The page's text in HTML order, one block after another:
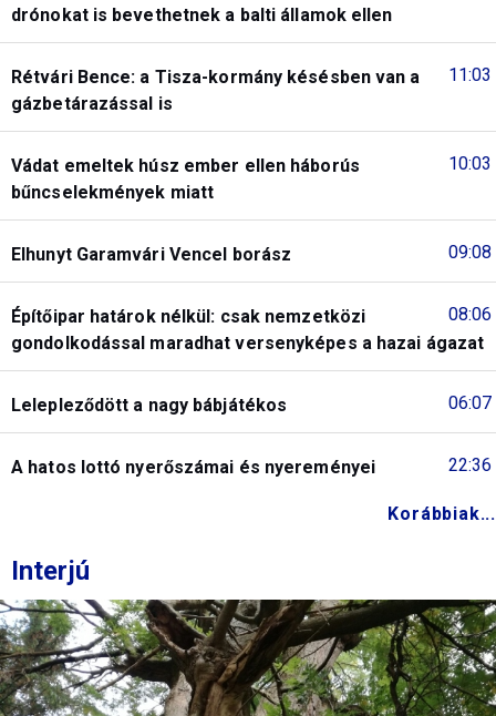
drónokat is bevethetnek a balti államok ellen
11:03
Rétvári Bence: a Tisza-kormány késésben van a
gázbetárazással is
10:03
Vádat emeltek húsz ember ellen háborús
bűncselekmények miatt
09:08
Elhunyt Garamvári Vencel borász
08:06
Építőipar határok nélkül: csak nemzetközi
gondolkodással maradhat versenyképes a hazai ágazat
06:07
Lelepleződött a nagy bábjátékos
22:36
A hatos lottó nyerőszámai és nyereményei
Korábbiak...
Interjú